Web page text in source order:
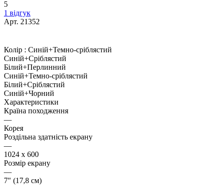
5
1 відгук
Арт. 21352
Колір : Синій+Темно-сріблястий
Синій+Сріблястий
Білий+Перлинний
Синій+Темно-сріблястий
Білий+Сріблястий
Синій+Чорний
Характеристики
Країна походження
—
Корея
Роздільна здатність екрану
—
1024 x 600
Розмір екрану
—
7" (17,8 см)